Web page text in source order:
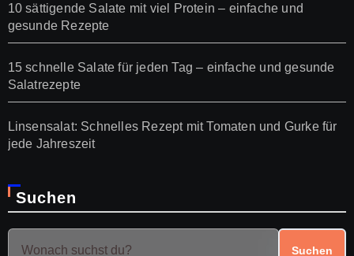
10 sättigende Salate mit viel Protein – einfache und
gesunde Rezepte
15 schnelle Salate für jeden Tag – einfache und gesunde
Salatrezepte
Linsensalat: Schnelles Rezept mit Tomaten und Gurke für
jede Jahreszeit
Suchen
Suchen